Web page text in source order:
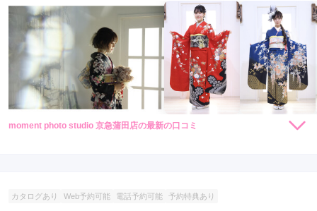
moment photo studio 京急蒲田店の最新の口コミ
カタログあり Web予約可能 電話予約可能 予約特典あり